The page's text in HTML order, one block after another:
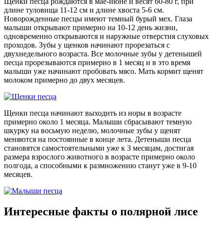
длине туловища 11-12 см и длине хвоста 5-6 см.
Новорожденные песцы имеют темный бурый мех. Глаза
малыши открывают примерно на 10-12 день жизни,
одновременно открываются и наружные отверстия слуховых
проходов. Зубы у щенков начинают прорезаться с
двухнедельного возраста. Все молочные зубы у детенышей
песца прорезываются примерно в 1 месяц и в это время
малыши уже начинают пробовать мясо. Мать кормит щенят
молоком примерно до двух месяцев.
Щенки песца начинают выходить из норы в возрасте
примерно около 1 месяца. Малыши сбрасывают темную
шкурку на восьмую неделю, молочные зубы у щенят
меняются на постоянные в конце лета. Детеныши песца
становятся самостоятельными уже к 3 месяцам, достигая
размера взрослого животного в возрасте примерно около
полгода, а способными к размножению станут уже в 9-10
месяцев.
Интересные факты о полярной лисе